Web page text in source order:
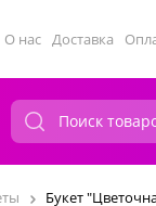
О нас Доставка
Букет